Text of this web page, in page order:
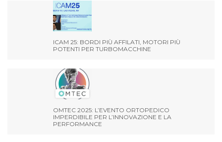
ICAM 25: BORDI PIÙ AFFILATI, MOTORI PIÙ
POTENTI PER TURBOMACCHINE
OMTEC 2025: L’EVENTO ORTOPEDICO
IMPERDIBILE PER L’INNOVAZIONE E LA
PERFORMANCE